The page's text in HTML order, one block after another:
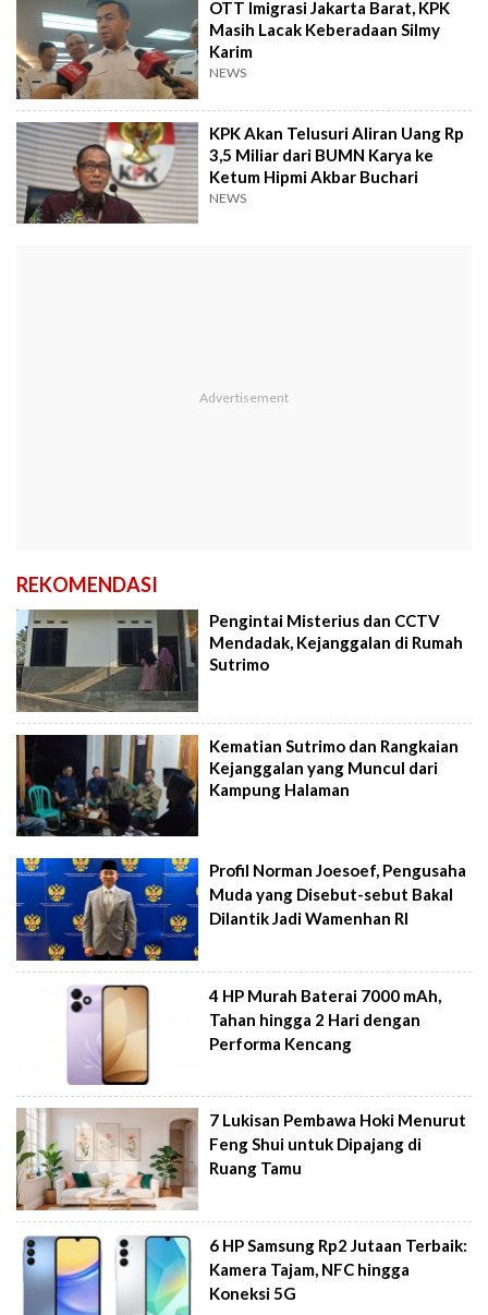
OTT Imigrasi Jakarta Barat, KPK
Masih Lacak Keberadaan Silmy
Karim
NEWS
KPK Akan Telusuri Aliran Uang Rp
3,5 Miliar dari BUMN Karya ke
Ketum Hipmi Akbar Buchari
NEWS
REKOMENDASI
Pengintai Misterius dan CCTV
Mendadak, Kejanggalan di Rumah
Sutrimo
Kematian Sutrimo dan Rangkaian
Kejanggalan yang Muncul dari
Kampung Halaman
Profil Norman Joesoef, Pengusaha
Muda yang Disebut-sebut Bakal
Dilantik Jadi Wamenhan RI
4 HP Murah Baterai 7000 mAh,
Tahan hingga 2 Hari dengan
Performa Kencang
7 Lukisan Pembawa Hoki Menurut
Feng Shui untuk Dipajang di
Ruang Tamu
6 HP Samsung Rp2 Jutaan Terbaik:
Kamera Tajam, NFC hingga
Koneksi 5G